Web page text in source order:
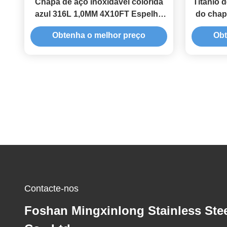
Chapa de aço inoxidável colorida
azul 316L 1,0MM 4X10FT Espelho
Onda Ondulação de Água 1500mm
Obtenha o melhor preço
Titânio
do
cor de
Contacte-nos
Foshan Mingxinlong Stainless